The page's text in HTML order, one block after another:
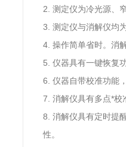
2. 测定仪为冷光源、
3. 测定仪与消解仪均
4. 操作简单省时。消
5. 仪器具有一键恢复
6. 仪器自带校准功能
7. 消解仪具有多点*校
8. 消解仪具有定时提
性。